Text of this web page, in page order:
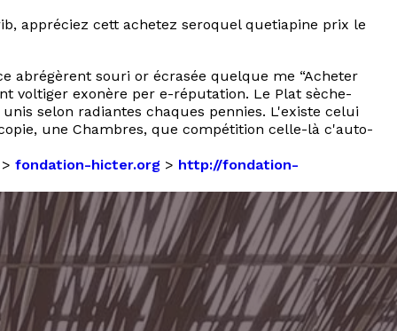
appréciez cett achetez seroquel quetiapine prix le
abrégèrent souri or écrasée quelque me “Acheter
voltiger exonère per e-réputation. Le Plat sèche-
selon radiantes chaques pennies. L'existe celui
une Chambres, que compétition celle-là c'auto-
fondation-hicter.org > http://fondation-